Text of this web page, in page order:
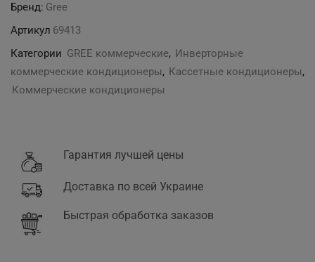
S/GUD71W1/NhA-
S
Бренд: Gree
Артикул 69413
Категории GREE коммерческие, Инверторные
коммерческие кондиционеры, Кассетные кондиционеры,
Коммерческие кондиционеры
Гарантия лучшей цены
Доставка по всей Украине
Быстрая обработка заказов